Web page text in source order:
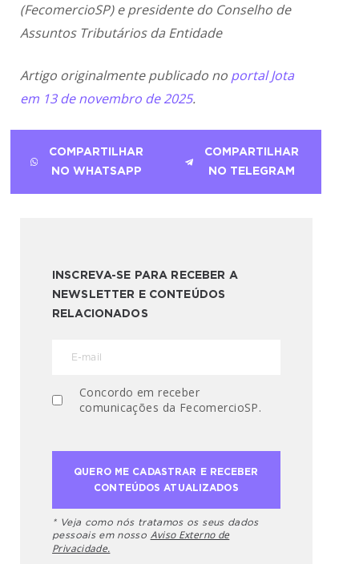
(FecomercioSP) e presidente do Conselho de
Assuntos Tributários da Entidade
Artigo originalmente publicado no portal Jota
em 13 de novembro de 2025.
COMPARTILHAR
NO WHATSAPP
COMPARTILHAR
NO TELEGRAM
INSCREVA-SE PARA RECEBER A
NEWSLETTER E CONTEÚDOS
RELACIONADOS
Concordo em receber
comunicações da FecomercioSP.
* Veja como nós tratamos os seus dados
pessoais em nosso Aviso Externo de
Privacidade.